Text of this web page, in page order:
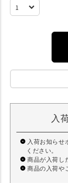
入
入荷お知らせ
ください。
商品が入荷し
商品の入荷や